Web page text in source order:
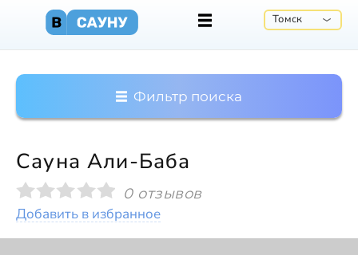
Томск
Фильтр поиска
Сауна Али-Баба
0 отзывов
Добавить в избранное